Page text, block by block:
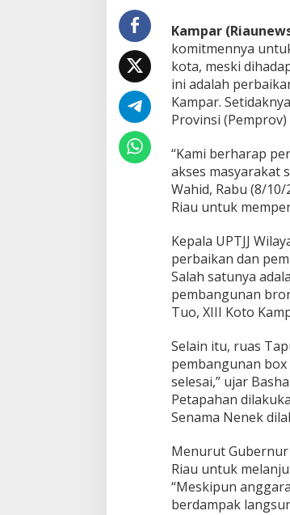
a
r
M
s
k
i
e
b
a
t
s
n
g
g
a
n
Kampar
komitmennya
kota, meski
ini adalah
Kampar.
Provinsi (Pemprov)
“Kami berharap
akses masyarakat
Wahid, Rabu (8/
Riau untuk
Kepala UPTJJ
perbaikan dan
Salah satunya
pembangunan
Tuo, XIII Koto
Selain itu, ruas
pembangunan
selesai,” ujar
Petapahan
Senama Nenek
Menurut
Riau untuk
“Meskipun
berdampak